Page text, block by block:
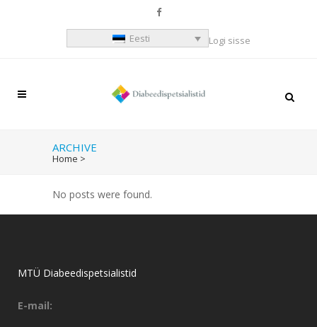
Eesti Logi sisse
ARCHIVE
Home >
No posts were found.
MTÜ Diabeedispetsialistid
E-mail: